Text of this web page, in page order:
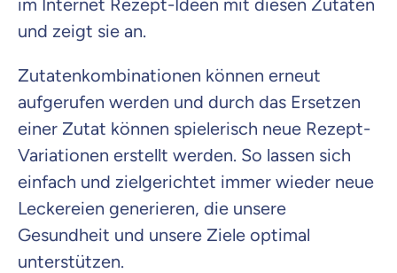
im Internet Rezept-Ideen mit diesen Zutaten
und zeigt sie an.
Zutatenkombinationen können erneut
aufgerufen werden und durch das Ersetzen
einer Zutat können spielerisch neue Rezept-
Variationen erstellt werden. So lassen sich
einfach und zielgerichtet immer wieder neue
Leckereien generieren, die unsere
Gesundheit und unsere Ziele optimal
unterstützen.